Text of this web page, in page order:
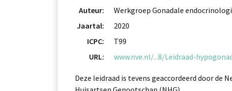
Auteur:
Werkgroep Gonadale
Jaartal:
2020
ICPC:
T99
URL:
www.nve.nl/...8/Leidraad-
Deze leidraad is tevens geaccordeerd door de